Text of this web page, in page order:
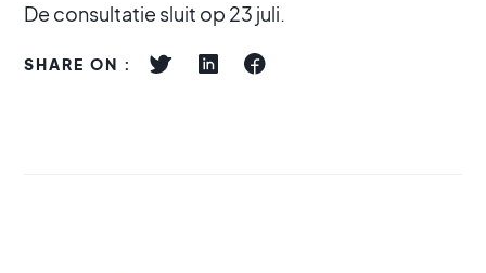
De consultatie sluit op 23 juli.
SHARE ON :